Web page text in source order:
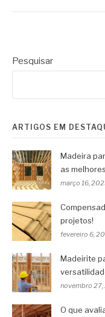
Pesquisar
ARTIGOS EM
Madeira
as
março 16,
projetos!
fevereiro 6,
Madeirite
novembro
O que